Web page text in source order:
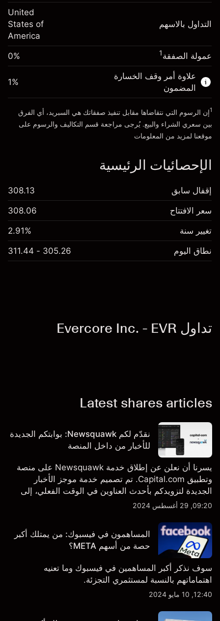
(-$4.31)
المال من الرافعة المالية ~
الذهاب إلى المنصة
%
(-$0.13)
المال من الرافعة المالية ~$19,000.00
الذهاب إلى المنصة
التداول بالاسهم
United
States of
America
عمولة الصفقة1
0%
علاوة أمر وقف الخسارة
المضمون
1%
1إن الرسوم التي نتقاضاها مقابل تنفيذ صفقاتك هي السبريد، أي الفرق
بين سعري الشراء والبيع. يُرجى مراجعة قسم التكاليف والرسوم على
موقعنا لمزيد من المعلومات
الإحصائيات الرئيسية
إقفال سابق 308.13
سعر الافتتاح 308.06
تغيير سنة 2.91%
نطاق اليوم 305.26 - 311.44
تداول Evercore Inc. - EVR
Latest shares articles
نقدّم لكم Newsquawk: بوابتكم الجديدة
للأخبار من داخل المنصة
يسرنا أن نعلن عن إطلاق خدمة Newsquawk على منصة
وتطبيق Capital.com. تم تصميم خدمة موجز الأخبار
الجديدة لتزويدكم بأحدث العناوين في الوقت الفعلي، إلى
جانب قصص إخبارية مخصصة وتقارير تحليلية متعمقة - وكل
بالضبط.
09:20, 29 أغسطس 2024
المساهمون في فيسبوك: من يمتلك أكبر
حصة من أسهم META؟
سوف نذكر أكبر المساهمين في فيسبوك وما تعنيه
اهتماماتهم بالنسبة لمستثمري التجزئة.
12:40, 10 مايو 2024